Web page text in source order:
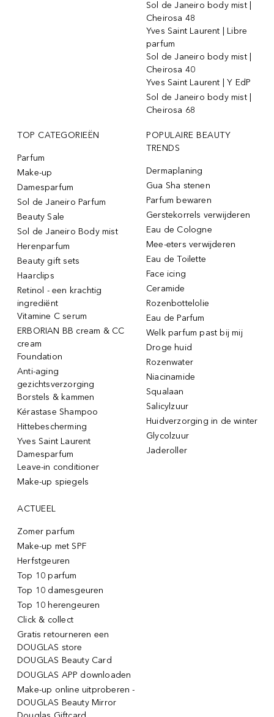
Sol de Janeiro body mist |
Cheirosa 48
Yves Saint Laurent | Libre
parfum
Sol de Janeiro body mist |
Cheirosa 40
Yves Saint Laurent | Y EdP
Sol de Janeiro body mist |
Cheirosa 68
TOP CATEGORIEËN
Parfum
Make-up
Damesparfum
Sol de Janeiro Parfum
Beauty Sale
Sol de Janeiro Body mist
Herenparfum
Beauty gift sets
Haarclips
Retinol - een krachtig
ingrediënt
Vitamine C serum
ERBORIAN BB cream & CC
cream
Foundation
Anti-aging
gezichtsverzorging
Borstels & kammen
Kérastase Shampoo
Hittebescherming
Yves Saint Laurent
Damesparfum
Leave-in conditioner
Make-up spiegels
POPULAIRE BEAUTY
TRENDS
Dermaplaning
Gua Sha stenen
Parfum bewaren
Gerstekorrels verwijderen
Eau de Cologne
Mee-eters verwijderen
Eau de Toilette
Face icing
Ceramide
Rozenbottelolie
Eau de Parfum
Welk parfum past bij mij
Droge huid
Rozenwater
Niacinamide
Squalaan
Salicylzuur
Huidverzorging in de winter
Glycolzuur
Jaderoller
ACTUEEL
Zomer parfum
Make-up met SPF
Herfstgeuren
Top 10 parfum
Top 10 damesgeuren
Top 10 herengeuren
Click & collect
Gratis retourneren een
DOUGLAS store
DOUGLAS Beauty Card
DOUGLAS APP downloaden
Make-up online uitproberen -
DOUGLAS Beauty Mirror